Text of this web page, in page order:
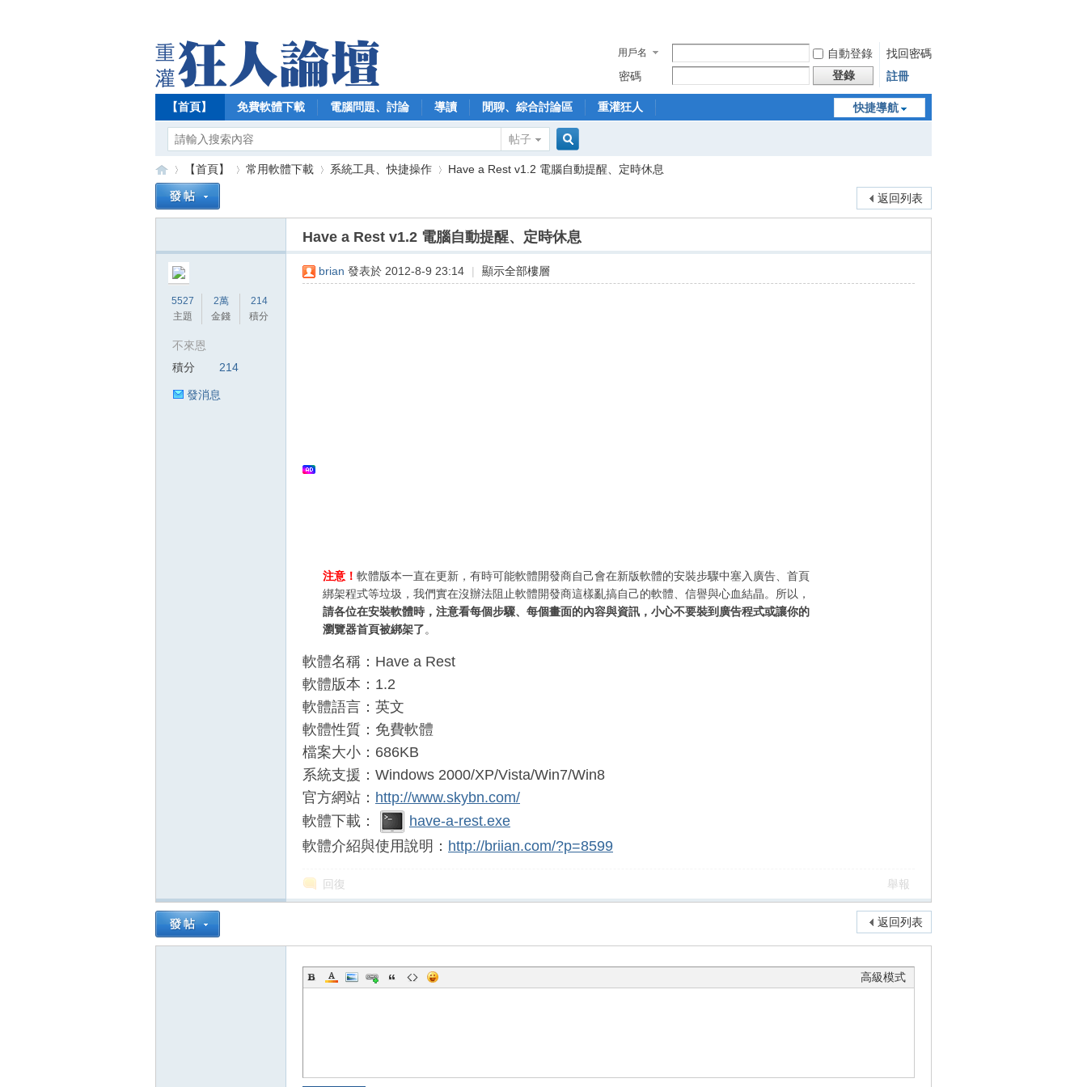
用戶名 自動登錄
找回密碼
密碼
登錄 註冊
快捷導航
【首頁】 免費軟體下載 電腦問題、討論 導讀 閒聊、綜合討論區 重灌狂人
帖子
搜
索
【首頁】 常用軟體下載
›
系統工具、快捷操作
›
Have a Rest v1.2 電腦自動提醒、定時休息
返回列表
Have a Rest v1.2 電腦自動提醒、定時休息
5527
主題
2萬
金錢
214
積分
不來恩
積分
214
發消息
brian 發表於 2012-8-9 23:14 | 顯示全部樓層
注意！ 軟體版本一直在更新，有時可能軟體開發商自己會在新版軟體的安裝步驟中塞入廣告、首頁
綁架程式等垃圾，我們實在沒辦法阻止軟體開發商這樣亂搞自己的軟體、信譽與心血結晶。所以，
請各位在安裝軟體時，注意看每個步驟、每個畫面的內容與資訊，小心不要裝到廣告程式或讓你的
瀏覽器首頁被綁架了。
軟體名稱：Have a Rest
軟體版本：1.2
軟體語言：英文
軟體性質：免費軟體
檔案大小：686KB
系統支援：Windows 2000/XP/Vista/Win7/Win8
官方網站： http://www.skybn.com/
軟體下載：
have-a-rest.exe
軟體介紹與使用說明： http://briian.com/?p=8599
回復 舉報
返回列表
高級模式